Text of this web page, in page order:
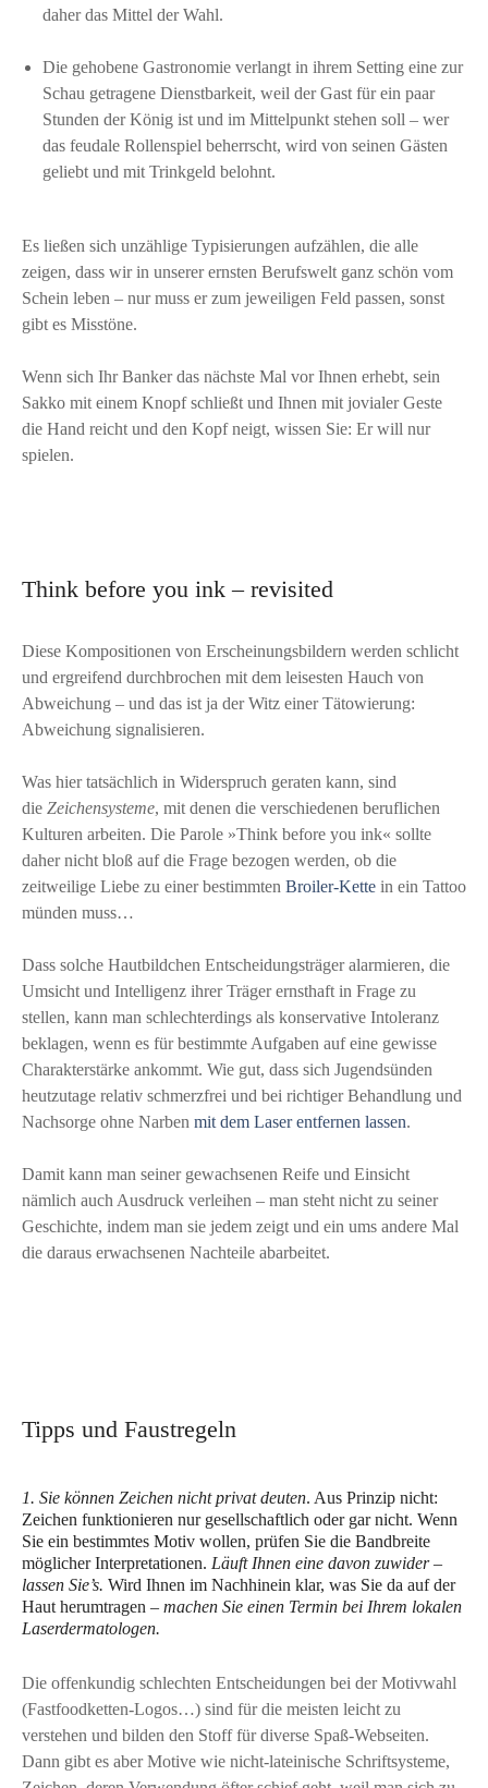
daher das Mittel der Wahl.
Die gehobene Gastronomie verlangt in ihrem Setting eine zur
Schau getragene Dienstbarkeit, weil der Gast für ein paar
Stunden der König ist und im Mittelpunkt stehen soll – wer
das feudale Rollenspiel beherrscht, wird von seinen Gästen
geliebt und mit Trinkgeld belohnt.
Es ließen sich unzählige Typisierungen aufzählen, die alle
zeigen, dass wir in unserer ernsten Berufswelt ganz schön vom
Schein leben – nur muss er zum jeweiligen Feld passen, sonst
gibt es Misstöne.
Wenn sich Ihr Banker das nächste Mal vor Ihnen erhebt, sein
Sakko mit einem Knopf schließt und Ihnen mit jovialer Geste
die Hand reicht und den Kopf neigt, wissen Sie: Er will nur
spielen.
Think before you ink – revisited
Diese Kompositionen von Erscheinungsbildern werden schlicht
und ergreifend durchbrochen mit dem leisesten Hauch von
Abweichung – und das ist ja der Witz einer Tätowierung:
Abweichung signalisieren.
Was hier tatsächlich in Widerspruch geraten kann, sind
die Zeichensysteme, mit denen die verschiedenen beruflichen
Kulturen arbeiten. Die Parole »Think before you ink« sollte
daher nicht bloß auf die Frage bezogen werden, ob die
zeitweilige Liebe zu einer bestimmten Broiler-Kette in ein Tattoo
münden muss…
Dass solche Hautbildchen Entscheidungsträger alarmieren, die
Umsicht und Intelligenz ihrer Träger ernsthaft in Frage zu
stellen, kann man schlechterdings als konservative Intoleranz
beklagen, wenn es für bestimmte Aufgaben auf eine gewisse
Charakterstärke ankommt. Wie gut, dass sich Jugendsünden
heutzutage relativ schmerzfrei und bei richtiger Behandlung und
Nachsorge ohne Narben mit dem Laser entfernen lassen.
Damit kann man seiner gewachsenen Reife und Einsicht
nämlich auch Ausdruck verleihen – man steht nicht zu seiner
Geschichte, indem man sie jedem zeigt und ein ums andere Mal
die daraus erwachsenen Nachteile abarbeitet.
Tipps und Faustregeln
1. Sie können Zeichen nicht privat deuten. Aus Prinzip nicht:
Zeichen funktionieren nur gesellschaftlich oder gar nicht. Wenn
Sie ein bestimmtes Motiv wollen, prüfen Sie die Bandbreite
möglicher Interpretationen. Läuft Ihnen eine davon zuwider –
lassen Sie’s. Wird Ihnen im Nachhinein klar, was Sie da auf der
Haut herumtragen – machen Sie einen Termin bei Ihrem lokalen
Laserdermatologen.
Die offenkundig schlechten Entscheidungen bei der Motivwahl
(Fastfoodketten-Logos…) sind für die meisten leicht zu
verstehen und bilden den Stoff für diverse Spaß-Webseiten.
Dann gibt es aber Motive wie nicht-lateinische Schriftsysteme,